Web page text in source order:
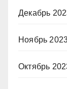
Декабрь
Ноябрь
Октябрь